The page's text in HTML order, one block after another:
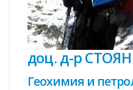
доц. д-р
Геохимия и